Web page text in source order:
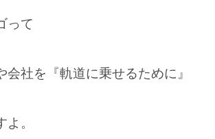
って
会社を『軌道に乗せるために』
。